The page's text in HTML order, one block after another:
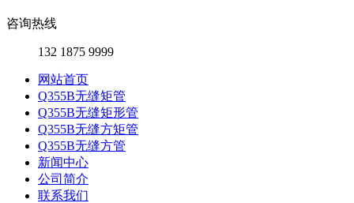
咨询热线
132 1875 9999
网站首页
Q355B无缝矩管
Q355B无缝矩形管
Q355B无缝方矩管
Q355B无缝方管
新闻中心
公司简介
联系我们